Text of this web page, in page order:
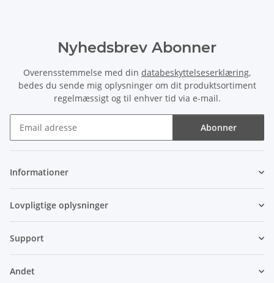
Nyhedsbrev Abonner
Overensstemmelse med din databeskyttelseserklæring,
bedes du sende mig oplysninger om dit produktsortiment
regelmæssigt og til enhver tid via e-mail.
Abonner
Informationer
Lovpligtige oplysninger
Support
Andet